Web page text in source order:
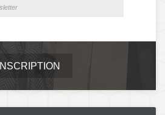
INSCRIPTION